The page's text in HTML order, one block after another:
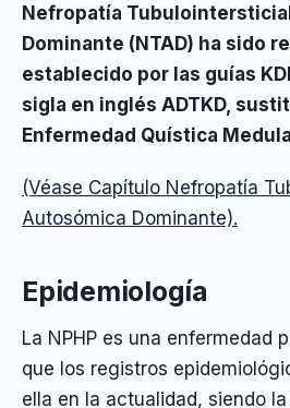
Nefropatía
Dominante (NTAD) ha sido
establecido por las guías
sigla en inglés ADTKD,
Enfermedad Quística
(Véase Capítulo Nefropatía
Autosómica Dominante).
Epidemiología
La NPHP es una enfermedad
que los registros
ella en la actualidad, siendo